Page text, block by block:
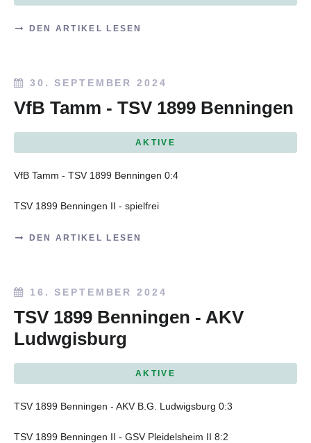
DEN ARTIKEL LESEN
30. SEPTEMBER 2024
VfB Tamm - TSV 1899 Benningen
AKTIVE
VfB Tamm - TSV 1899 Benningen 0:4
TSV 1899 Benningen II - spielfrei
DEN ARTIKEL LESEN
16. SEPTEMBER 2024
TSV 1899 Benningen - AKV
Ludwgisburg
AKTIVE
TSV 1899 Benningen - AKV B.G. Ludwigsburg 0:3
TSV 1899 Benningen II - GSV Pleidelsheim II 8:2